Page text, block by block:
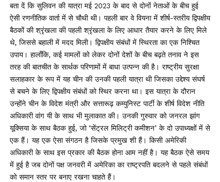
बता दें कि सुलिवन की यात्रा मई 2023 के बाद से दोनों नेताओं के बीच हुई
ऐसी रणनीतिक वार्ता में से चौथी थी। पहली बार वे वियना में शीर्ष-स्तरीय द्विपक्षीय
बैठकों की श्रृंखला की पहली श्रृंखला के लिए आधार तैयार करने के लिए मिले
थे, जिससे बहाली में मदद मिली। द्विपक्षीय संबंधों में स्थिरता का एक निश्चित
उपाय। हालाँकि, कई मामलों को लेकर दोनों देशों के बीच बढ़ते तनाव ने इस
तरह की बातचीत के सार्थक परिणामों में बाधा उत्पन्न की है। राष्ट्रीय सुरक्षा
सलाहकार के रूप में यह चीन की उनकी पहली यात्रा थी जिसका उद्देश्य संघर्ष
से बचने के लिए द्विपक्षीय संबंधों को स्थिर करना था। इस यात्रा के दौरान
उन्होंने चीन के विदेश मंत्री और सत्तारूढ़ कम्युनिस्ट पार्टी के शीर्ष विदेश नीति
अधिकारी वांग यी के साथ भी मुलाकात की। उनकी गुरुवार को जनरल झांग
यूक्सिया के साथ बैठक हुई, जो ‘सेंट्रल मिलिट्री कमीशन’ के दो उपाध्यक्षों में से
एक हैं। यह एक ऐसा संगठन है जिसके प्रमुख शी हैं। किसी अमेरिकी
अधिकारी के साथ इस प्रकार की बैठक होना आम नहीं है। यह बैठक ऐसे समय
में हुई है जब दोनों पक्ष जनवरी में अमेरिका का राष्ट्रपति बदलने से पहले संबंधों
को समान स्तर पर बनाए रखना चाहते हैं।